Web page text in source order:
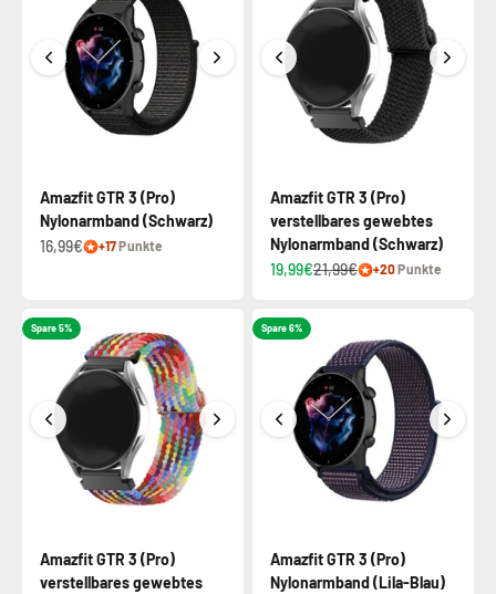
Amazfit GTR 3 (Pro)
Nylonarmband (Schwarz)
16,99€
+17Punkte
Amazfit GTR 3 (Pro)
verstellbares gewebtes
Nylonarmband (Schwarz)
19,99€21,99€ +20Punkte
Spare 5%
Amazfit GTR 3 (Pro)
verstellbares gewebtes
Spare 6%
Amazfit GTR 3 (Pro)
Nylonarmband (Lila-Blau)